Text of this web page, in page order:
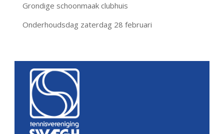
Grondige schoonmaak clubhuis
Onderhoudsdag zaterdag 28 februari